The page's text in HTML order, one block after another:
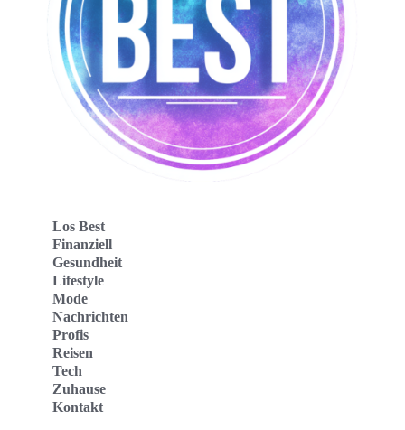
Los Best
Finanziell
Gesundheit
Lifestyle
Mode
Nachrichten
Profis
Reisen
Tech
Zuhause
Kontakt